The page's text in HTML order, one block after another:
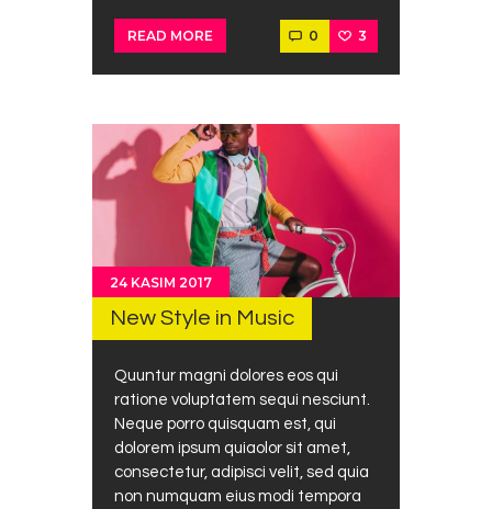
READ MORE 0 3
24 KASIM 2017
New Style in Music
Quuntur magni dolores eos qui
ratione voluptatem sequi nesciunt.
Neque porro quisquam est, qui
dolorem ipsum quiaolor sit amet,
consectetur, adipisci velit, sed quia
non numquam eius modi tempora